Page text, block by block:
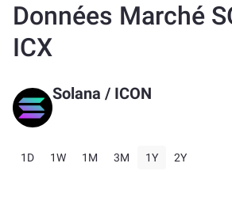
Données Marché
ICX
Solana / ICON
1D 1W 1M 3M 1Y 2Y